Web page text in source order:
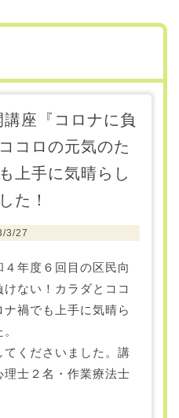
座『コロナに負
コロの元気のた
上手に気晴らし
た！
3/27
年度６回目の区民向
ない！カラダとココ
禍でも上手に気晴ら
くださいました。講
士２名・作業療法士